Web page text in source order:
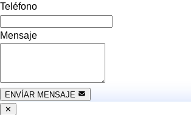
Teléfono
Mensaje
ENVÍAR MENSAJE
✕